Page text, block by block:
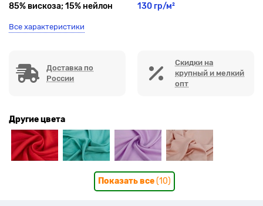
85% вискоза; 15% нейлон 130 гр/м²
Все характеристики
Доставка по
России
Скидки на
крупный и мелкий
опт
Другие цвета
Показать все(10)